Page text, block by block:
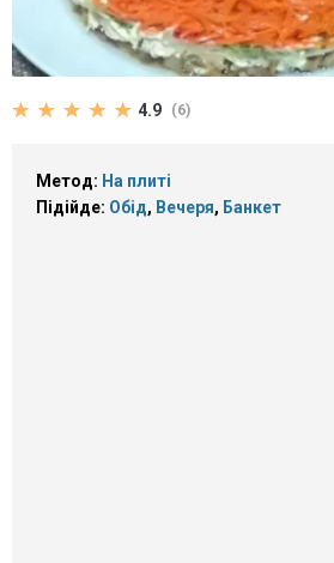
4.9 (6)
Метод: На плиті
Підійде: Обід, Вечеря, Банкет